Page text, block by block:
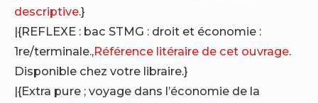
descriptive.}
|{REFLEXE : bac STMG : droit et économie :
1re/terminale.,Référence litéraire de cet ouvrage.
Disponible chez votre libraire.}
|{Extra pure ; voyage dans l’économie de la